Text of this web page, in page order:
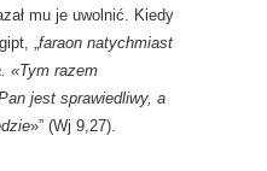
mu je uwolnić. Kiedy
„faraon natychmiast
«Tym razem
jest sprawiedliwy, a
»” (Wj 9,27).